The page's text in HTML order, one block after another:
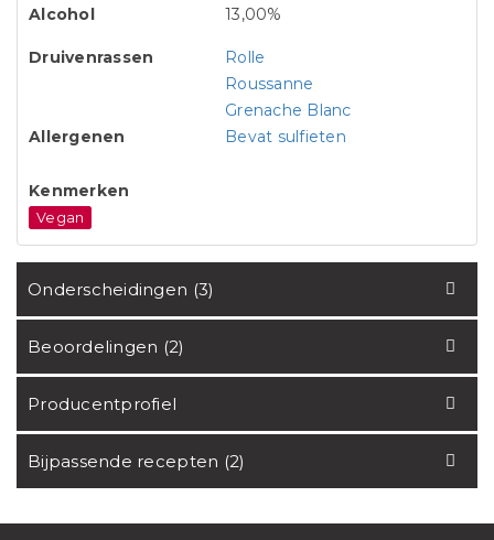
Alcohol
13,00%
Druivenrassen
Rolle
Roussanne
Grenache Blanc
Allergenen
Bevat sulfieten
Kenmerken
Vegan
Onderscheidingen (3)
Beoordelingen (2)
Producentprofiel
Bijpassende recepten (2)